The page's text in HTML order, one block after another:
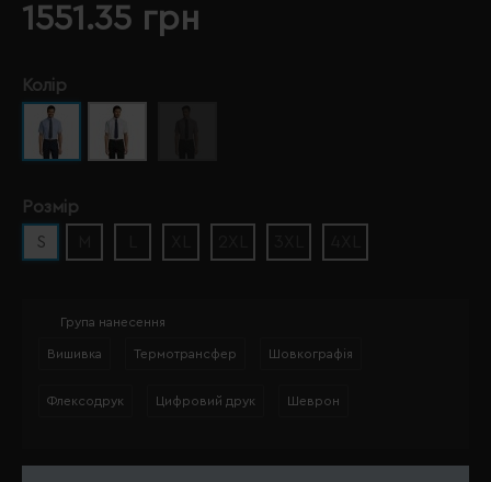
1551.35 грн
Колір
Розмір
S
Група нанесення
Вишивка Термотрансфер Шовкографія
Флексодрук Цифровий друк Шеврон